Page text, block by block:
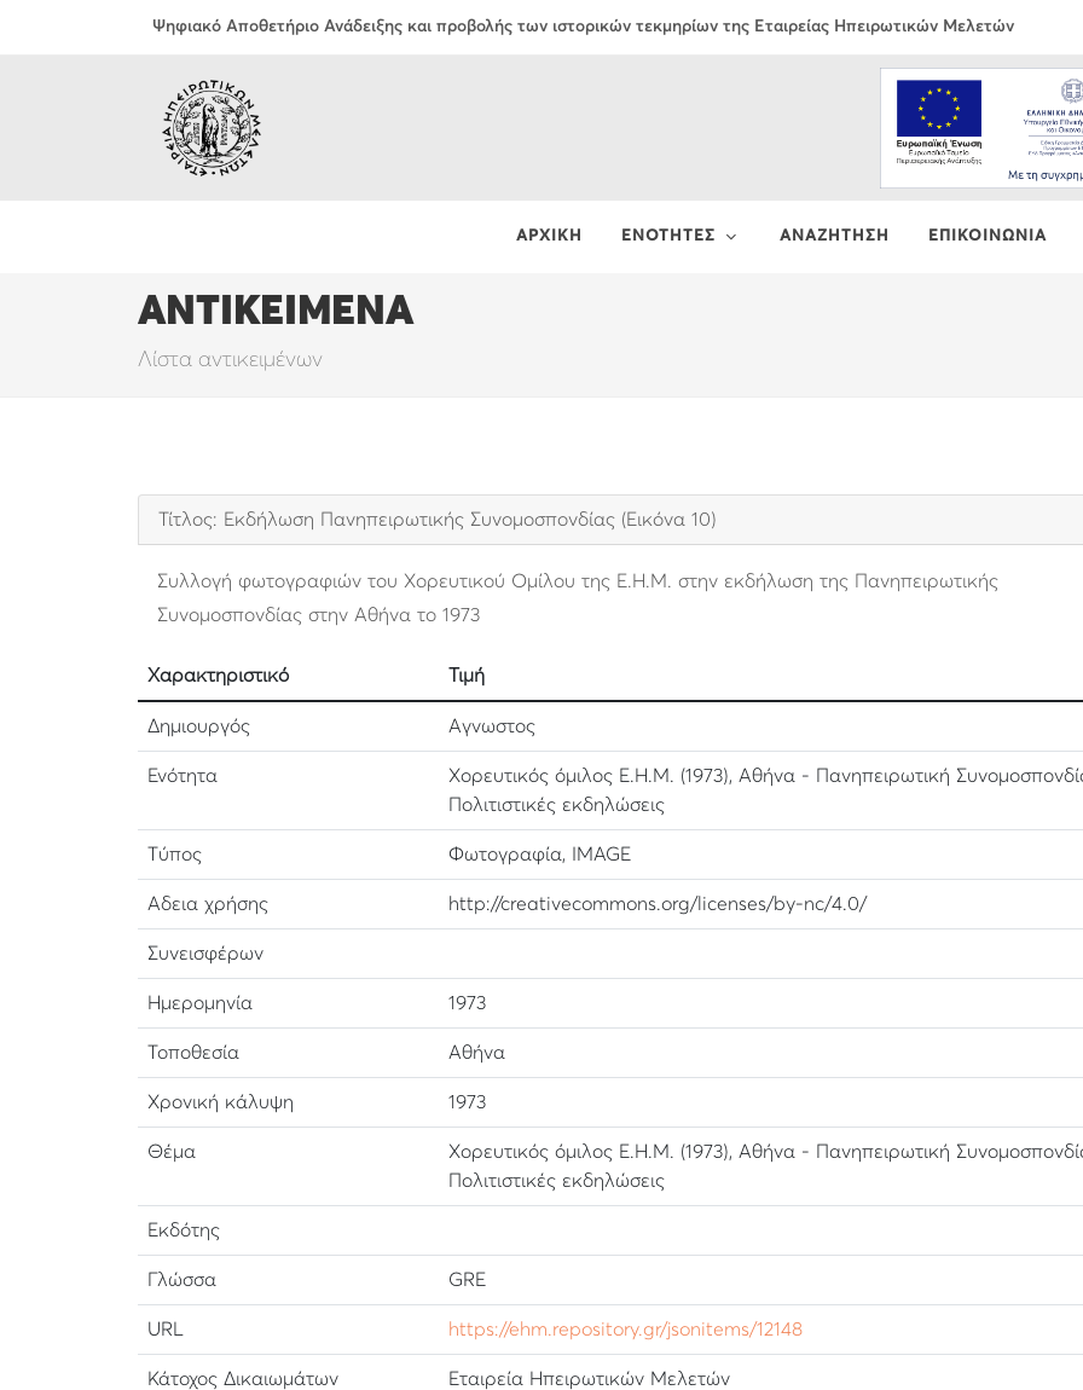
Ψηφιακό Αποθετήριο Ανάδειξης και προβολής των ιστορικών τεκμηρίων της Εταιρείας Ηπειρωτικών Μελετών
ΑΡΧΙΚΗ ΕΝΟΤΗΤΕΣ ΑΝΑΖΗΤΗΣΗ ΕΠΙΚΟΙΝΩΝΙΑ
ΑΝΤΙΚΕΙΜΕΝΑ
Λίστα αντικειμένων
Τίτλος: Εκδήλωση Πανηπειρωτικής Συνομοσπονδίας (Εικόνα 10)
Συλλογή φωτογραφιών του Χορευτικού Ομίλου της Ε.Η.Μ. στην εκδήλωση της Πανηπειρωτικής
Συνομοσπονδίας στην Αθήνα το 1973
Χαρακτηριστικό Τιμή
Δημιουργός Αγνωστος
Ενότητα
Χορευτικός όμιλος Ε.Η.Μ. (1973), Αθήνα - Πανηπειρωτική
Πολιτιστικές εκδηλώσεις
Τύπος Φωτογραφία, IMAGE
Αδεια χρήσης http://creativecommons.org/licenses/by-nc/4.0/
Συνεισφέρων
Ημερομηνία 1973
Τοποθεσία Αθήνα
Χρονική κάλυψη 1973
Θέμα
Χορευτικός όμιλος Ε.Η.Μ. (1973), Αθήνα - Πανηπειρωτική
Πολιτιστικές εκδηλώσεις
Εκδότης
Γλώσσα GRE
URL https://ehm.repository.gr/jsonitems/12148
Κάτοχος Δικαιωμάτων Εταιρεία Ηπειρωτικών Μελετών